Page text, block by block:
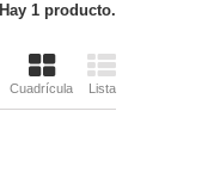
Hay 1 producto.
Cuadrícula Lista